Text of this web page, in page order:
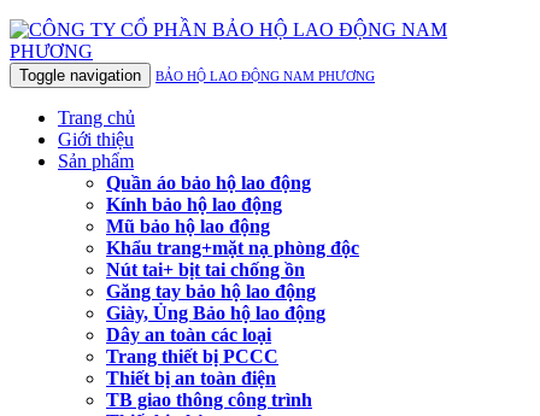
Toggle navigation BẢO HỘ LAO ĐỘNG NAM PHƯƠNG
Trang chủ
Giới thiệu
Sản phẩm
Quần áo bảo hộ lao động
Kính bảo hộ lao động
Mũ bảo hộ lao động
Khẩu trang+mặt nạ phòng độc
Nút tai+ bịt tai chống ồn
Găng tay bảo hộ lao động
Giày, Ủng Bảo hộ lao động
Dây an toàn các loại
Trang thiết bị PCCC
Thiết bị an toàn điện
TB giao thông công trình